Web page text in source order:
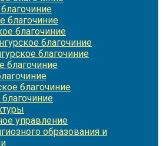
благочиние
благочиние
благочиние
благочиние
благочиние
благочиние
управление
образования и